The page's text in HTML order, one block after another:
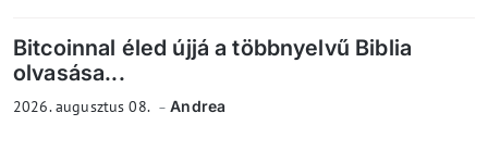
Bitcoinnal éled újjá a többnyelvű Biblia
olvasása...
2026. augusztus 08. Andrea